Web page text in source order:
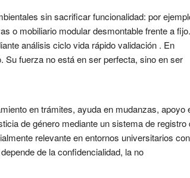
sin sacrificar funcionalidad: por
o mobiliario modular desmontable frente a fijo.
análisis ciclo vida rápido validación . En
fuerza no está en ser perfecta, sino en ser
en trámites, ayuda en mudanzas, apoyo
de género mediante un sistema de registro
relevante en entornos universitarios con
de la confidencialidad, la no